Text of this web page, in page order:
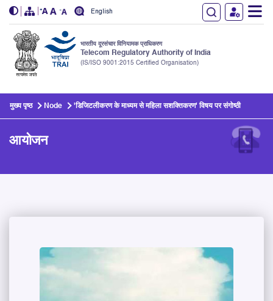
English
भारतीय दूरसंचार विनियामक प्राधिकरण
Telecom Regulatory Authority of India
(IS/ISO 9001:2015 Certified Organisation)
मुख्य पृष्ठ Node 'डिजिटलीकरण के माध्यम से महिला सशक्तिकरण' विषय पर संगोष्ठी
आयोजन